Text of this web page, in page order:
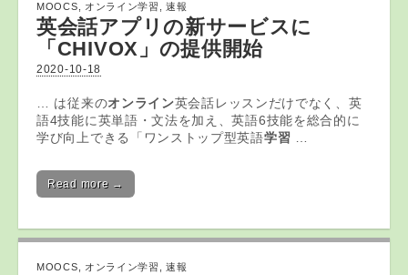
MOOCS オンライン学習 ,速報
英会話アプリの新サービスに
「CHIVOX」の提供開始
2020-10-18
… は従来のオンライン英会話レッスンだけでなく、英
語4技能に英単語・文法を加え、英語6技能を総合的に
学び向上できる「ワンストップ型英語学習
Read more →
MOOCS オンライン学習 ,速報